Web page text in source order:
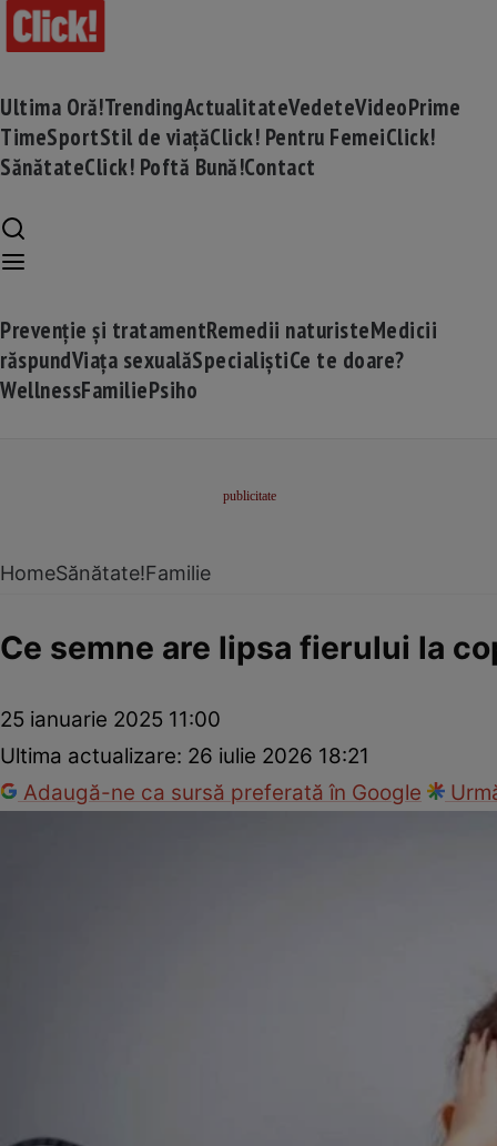
Ultima Oră!TrendingActualitateVedeteVideoPrime
TimeSportStil de viațăClick! Pentru FemeiClick!
SănătateClick! Poftă Bună!Contact
Prevenție și tratamentRemedii naturisteMedicii
răspundViața sexualăSpecialiștiCe te doare?
WellnessFamiliePsiho
HomeSănătate!Familie
Ce semne are lipsa fierului la
25 ianuarie 2025 11:00
Ultima actualizare: 26 iulie 2026 18:21
Adaugă-ne ca sursă preferată în Google